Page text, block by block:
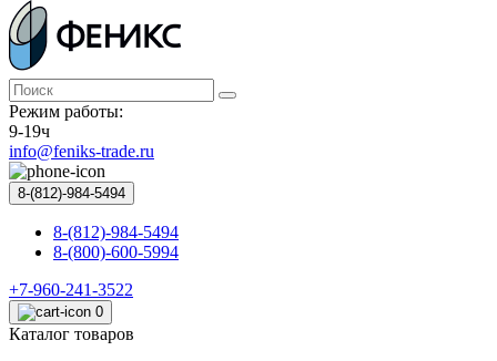
Режим работы:
9-19ч
info@feniks-trade.ru
8-(812)-984-5494
8-(812)-984-5494
8-(800)-600-5994
+7-960-241-3522
0
Каталог товаров